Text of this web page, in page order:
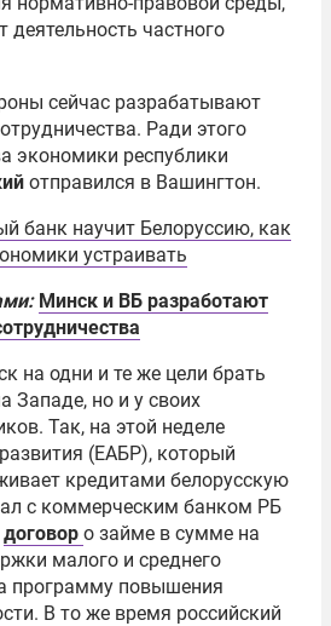
деятельность частного
сейчас разрабатывают
Ради этого
экономики республики
отправился в Вашингтон.
банк научит Белоруссию, как
устраивать
Минск и ВБ разработают
на одни и те же цели брать
Западе, но и у своих
Так, на этой неделе
(ЕАБР), который
кредитами белорусскую
с коммерческим банком РБ
договор о займе в сумме на
малого и среднего
программу повышения
В то же время российский